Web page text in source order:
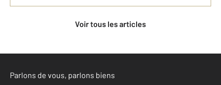
Voir tous les articles
Parlons de vous, parlons biens